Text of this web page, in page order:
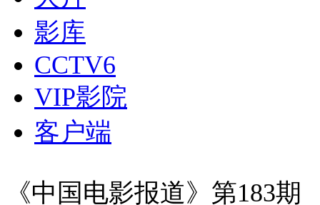
影库
CCTV6
VIP影院
客户端
《中国电影报道》第183期